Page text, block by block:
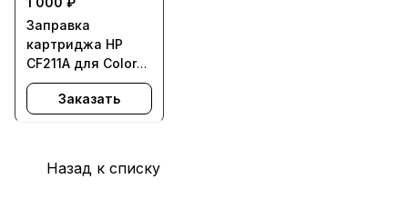
Заправка
картриджа HP
CF211A для Color
LaserJet Pro 200
color Printer M251,
Заказать
Назад к списку